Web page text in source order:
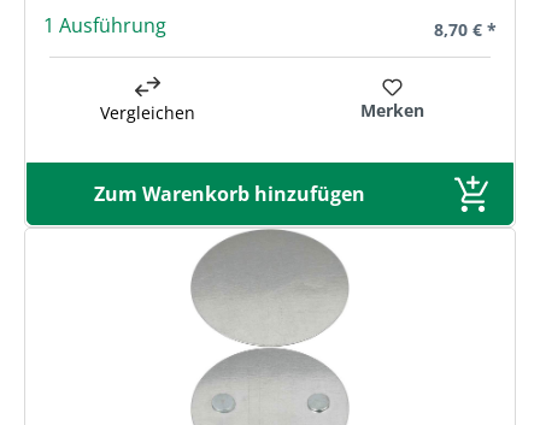
1 Ausführung Regulärer
8,70 € *
Vergleichen Merken
Zum Warenkorb hinzufügen